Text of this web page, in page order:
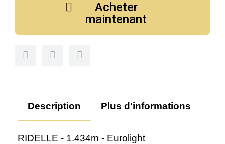
Acheter
maintenant
Description Plus d'informations
RIDELLE - 1.434m - Eurolight